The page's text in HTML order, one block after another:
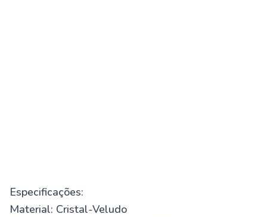
Especificações:
Material: Cristal-Veludo